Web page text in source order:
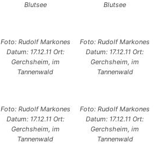
Blutsee
Blutsee
Foto: Rudolf Markones
Datum: 17.12.11 Ort:
Gerchsheim, im
Tannenwald
Foto: Rudolf Markones
Datum: 17.12.11 Ort:
Gerchsheim, im
Tannenwald
Foto: Rudolf Markones
Datum: 17.12.11 Ort:
Gerchsheim, im
Tannenwald
Foto: Rudolf Markones
Datum: 17.12.11 Ort:
Gerchsheim, im
Tannenwald